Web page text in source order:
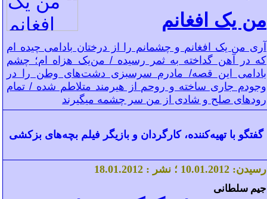
من یک افغانم
آری من ‌یک افغانم و چشمانم را از درختان بادامی چیده ‌ام
که در آهن‌ گداخته به ثمر رسیده / من‌یک هزاه ام؛ چشم
بادامی این قصه/ مادرم سرسبزی دشت‌های وطن را در
وجودم جاری ساخته و روحم از هیرمند متلاطم شده / تمام
رود‌های صلح و شادی از من سر چشمه میگیرند
گفتگو با تهیه‌کننده، کارگردان و بازیگر فیلم بچه‌های بزکشی
رسیدن: 10.01.2012 ؛ نشر : 18.01.2012
جیم سلطانی